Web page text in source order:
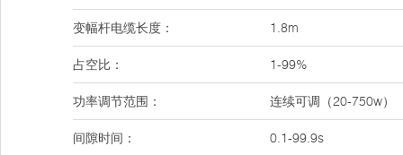
变幅杆电缆长度： 1.8m
占空比： 1-99%
功率调节范围： 连续可调（20-750w）
间隙时间： 0.1-99.9s